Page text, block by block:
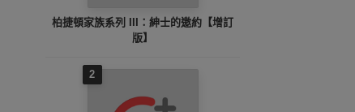
柏捷頓家族系列 III：紳士的邀約【增訂
版】
2